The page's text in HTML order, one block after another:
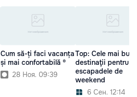
Cum să-ți faci vacanța
și mai confortabilă ®
28 Ноя. 09:39
Top: Cele mai bune
destinaţii pentru
escapadele de
weekend
6 Сен. 12:14